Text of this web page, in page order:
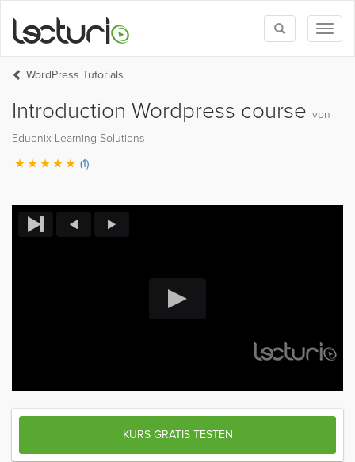
Toggle
search
WordPress Tutorials
Introduction Wordpress course von
Eduonix Learning Solutions
(1)
KURS GRATIS TESTEN